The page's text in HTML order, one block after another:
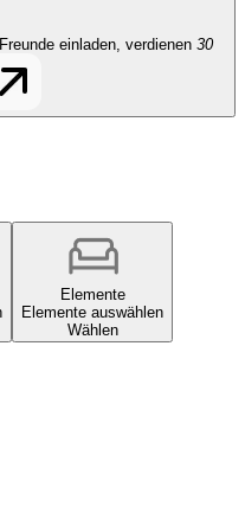
Freunde einladen, verdienen 30
Elemente
Elemente auswählen
Wählen